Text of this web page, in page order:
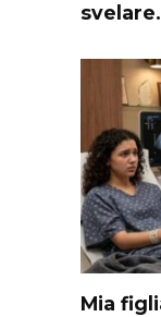
svelare.
Mia